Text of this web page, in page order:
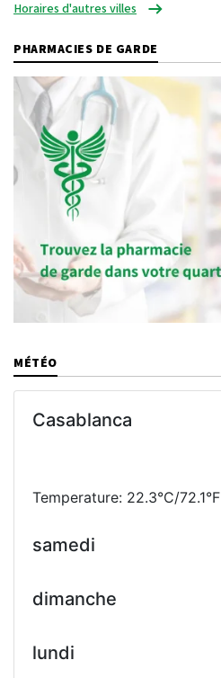
Horaires d'autres villes
PHARMACIES DE GARDE
MÉTÉO
Casablanca
Temperature: 22.3°C/72.1°F
samedi
dimanche
lundi